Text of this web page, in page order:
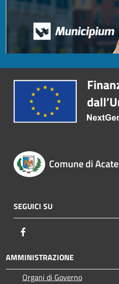
Comune di Acate
SEGUICI SU
AMMINISTRAZIONE
Organi di Governo